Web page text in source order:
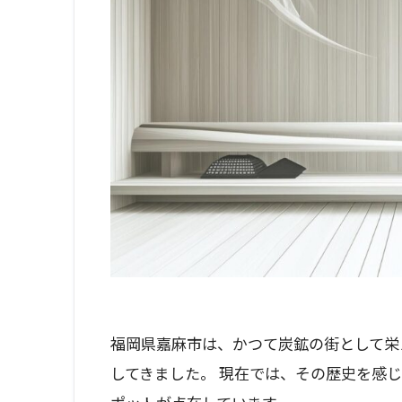
福岡県嘉麻市は、かつて炭鉱の街として
してきました。 現在では、その歴史を感